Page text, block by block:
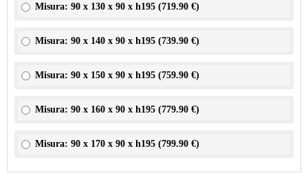
Misura: 90 x 130 x 90 x h195 (719.90 €)
Misura: 90 x 140 x 90 x h195 (739.90 €)
Misura: 90 x 150 x 90 x h195 (759.90 €)
Misura: 90 x 160 x 90 x h195 (779.90 €)
Misura: 90 x 170 x 90 x h195 (799.90 €)